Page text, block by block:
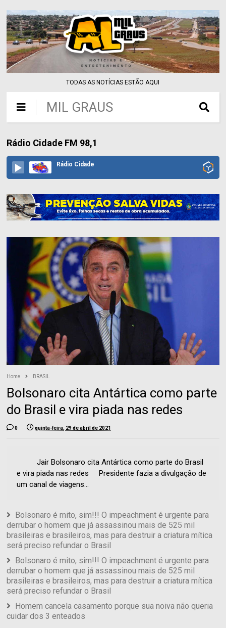
TODAS AS NOTÍCIAS ESTÃO AQUI
MIL GRAUS
Rádio Cidade FM 98,1
Rádio Cidade
Home BRASIL
Bolsonaro cita Antártica como parte
do Brasil e vira piada nas redes
0 quinta-feira, 29 de abril de 2021
Jair Bolsonaro cita Antártica como parte do Brasil
e vira piada nas redes Presidente fazia a divulgação de
um canal de viagens...
Bolsonaro é mito, sim!!! O impeachment é urgente para
derrubar o homem que já assassinou mais de 525 mil
brasileiras e brasileiros, mas para destruir a criatura mítica
será preciso refundar o Brasil
Bolsonaro é mito, sim!!! O impeachment é urgente para
derrubar o homem que já assassinou mais de 525 mil
brasileiras e brasileiros, mas para destruir a criatura mítica
será preciso refundar o Brasil
Homem cancela casamento porque sua noiva não queria
cuidar dos 3 enteados